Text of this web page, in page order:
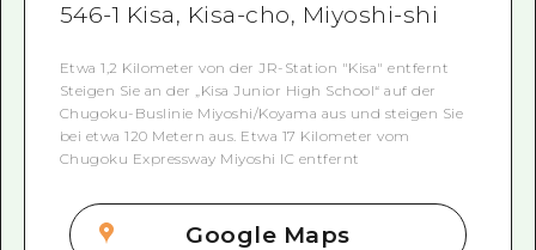
546-1 Kisa, Kisa-cho, Miyoshi-shi
Etwa 1,2 Kilometer von der JR-Station "Kisa" entfernt
Steigen Sie an der „Kisa Junior High School“ auf der
Chugoku-Buslinie Miyoshi/Koyama aus und steigen Sie
bei etwa 120 Metern aus. Etwa 17 Kilometer vom
Chugoku Expressway Miyoshi IC entfernt
Google Maps